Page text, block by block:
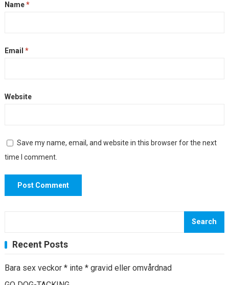
Name*
Email *
Website
Save my name, email, and website in this browser for the next
time I comment.
Search
Recent Posts
Bara sex veckor * inte * gravid eller omvårdnad